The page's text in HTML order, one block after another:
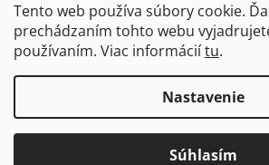
Tento web používa súbory cookie.
prechádzaním tohto webu
používaním. Viac informáciítu.
Nastavenie
Súhlasím
Copyright 2026LYŽÁRNA-
vyhradené.